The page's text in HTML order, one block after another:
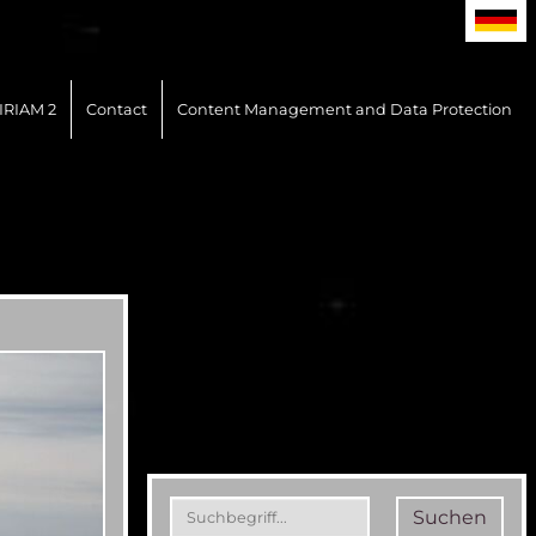
2 Contact Content Management and Data Protection
Suchen